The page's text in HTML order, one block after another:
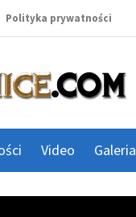
Polityka prywatności
Video Galeria